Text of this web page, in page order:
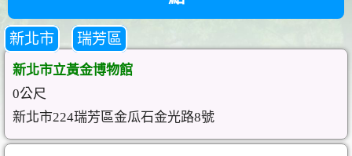
新北市 瑞芳區
新北市立黃金博物館
0公尺
新北市224瑞芳區金瓜石金光路8號